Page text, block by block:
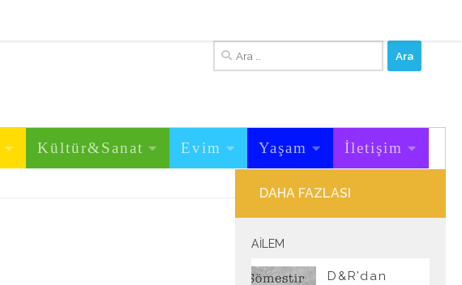
Arama:
Kültür&Sanat Evim Yaşam İletişim
DAHA FAZLASI
AILEM
D&R’dan